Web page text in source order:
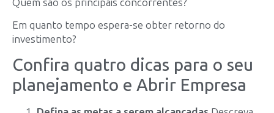
Em quanto tempo espera-se obter retorno do
investimento?
Confira quatro dicas para o seu
planejamento e Abrir Empresa